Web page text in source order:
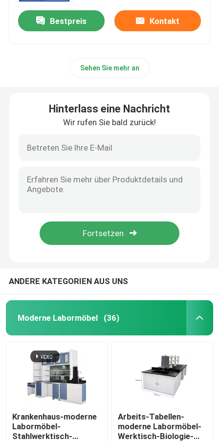
Nach Hause
Kontakte
Bestpreis Kontakt
Sehen Sie mehr an
Hinterlass eine Nachricht
Wir rufen Sie bald zurück!
ANDERE KATEGORIEN AUS UNS
Moderne Labormöbel (36)
Krankenhaus-moderne
Labormöbel-
Stahlwerktisch-
Arbeits-Tabellen-
moderne Labormöbel-
Werktisch-Biologie-